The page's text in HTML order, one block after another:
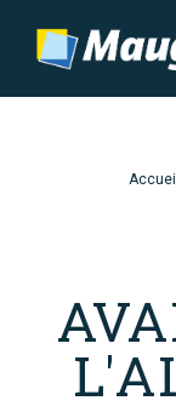
contenu
Accueil